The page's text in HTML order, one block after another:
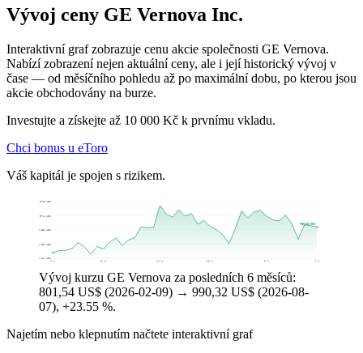
Vývoj ceny GE Vernova Inc.
Interaktivní graf zobrazuje cenu akcie společnosti GE Vernova.
Nabízí zobrazení nejen aktuální ceny, ale i její historický vývoj v
čase — od měsíčního pohledu až po maximální dobu, po kterou jsou
akcie obchodovány na burze.
Investujte a získejte až 10 000 Kč k prvnímu vkladu.
Chci bonus u eToro
Váš kapitál je spojen s rizikem.
760,41 US$
864,89 US$
969,38 US$
1 074 US$
1 178 US$
9. 2. 16. 3. 23. 4. 28. 5. 8. 7. 7. 8.
990,32 US$
Vývoj kurzu GE Vernova za posledních 6 měsíců:
801,54 US$ (2026-02-09) → 990,32 US$ (2026-08-
07), +23.55 %.
Najetím nebo klepnutím načtete interaktivní graf